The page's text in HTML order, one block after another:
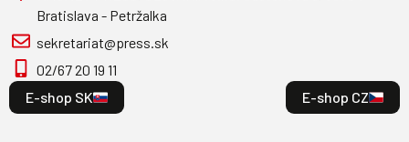
Bratislava - Petržalka
sekretariat@press.sk
02/67 20 19 11
E-shop SK
E-shop CZ